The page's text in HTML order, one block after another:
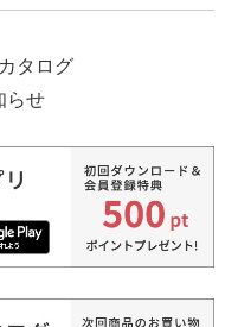
タログ
らせ